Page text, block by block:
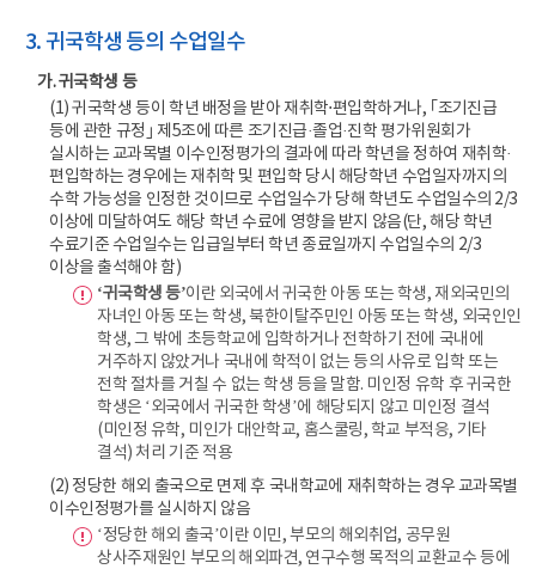
3. 귀국학생 등의 수업일수
가. 귀국학생 등
(1) 귀국학생 등이 학년 배정을 받아 재취학⋅편입학하거나, ｢조기진급
등에 관한 규정｣ 제5조에 따른 조기진급·졸업·진학 평가위원회가
실시하는 교과목별 이수인정평가의 결과에 따라 학년을 정하여 재취학·
편입학하는 경우에는 재취학 및 편입학 당시 해당학년 수업일자까지의
수학 가능성을 인정한 것이므로 수업일수가 당해 학년도 수업일수의 2/3
이상에 미달하여도 해당 학년 수료에 영향을 받지 않음(단, 해당 학년
수료기준 수업일수는 입급일부터 학년 종료일까지 수업일수의 2/3
이상을 출석해야 함)
‘귀국학생 등’이란 외국에서 귀국한 아동 또는 학생, 재외국민의
자녀인 아동 또는 학생, 북한이탈주민인 아동 또는 학생, 외국인인
학생, 그 밖에 초등학교에 입학하거나 전학하기 전에 국내에
거주하지 않았거나 국내에 학적이 없는 등의 사유로 입학 또는
전학 절차를 거칠 수 없는 학생 등을 말함. 미인정 유학 후 귀국한
학생은 ‘외국에서 귀국한 학생’에 해당되지 않고 미인정 결석
(미인정 유학, 미인가 대안학교, 홈스쿨링, 학교 부적응, 기타
결석) 처리 기준 적용
(2) 정당한 해외 출국으로 면제 후 국내학교에 재취학하는 경우 교과목별
이수인정평가를 실시하지 않음
‘정당한 해외 출국’이란 이민, 부모의 해외취업, 공무원
상사주재원인 부모의 해외파견, 연구수행 목적의 교환교수 등에